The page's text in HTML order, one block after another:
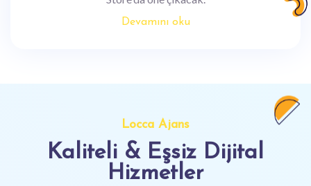
Devamını oku
Locca Ajans
Kaliteli & Eşsiz Dijital
Hizmetler